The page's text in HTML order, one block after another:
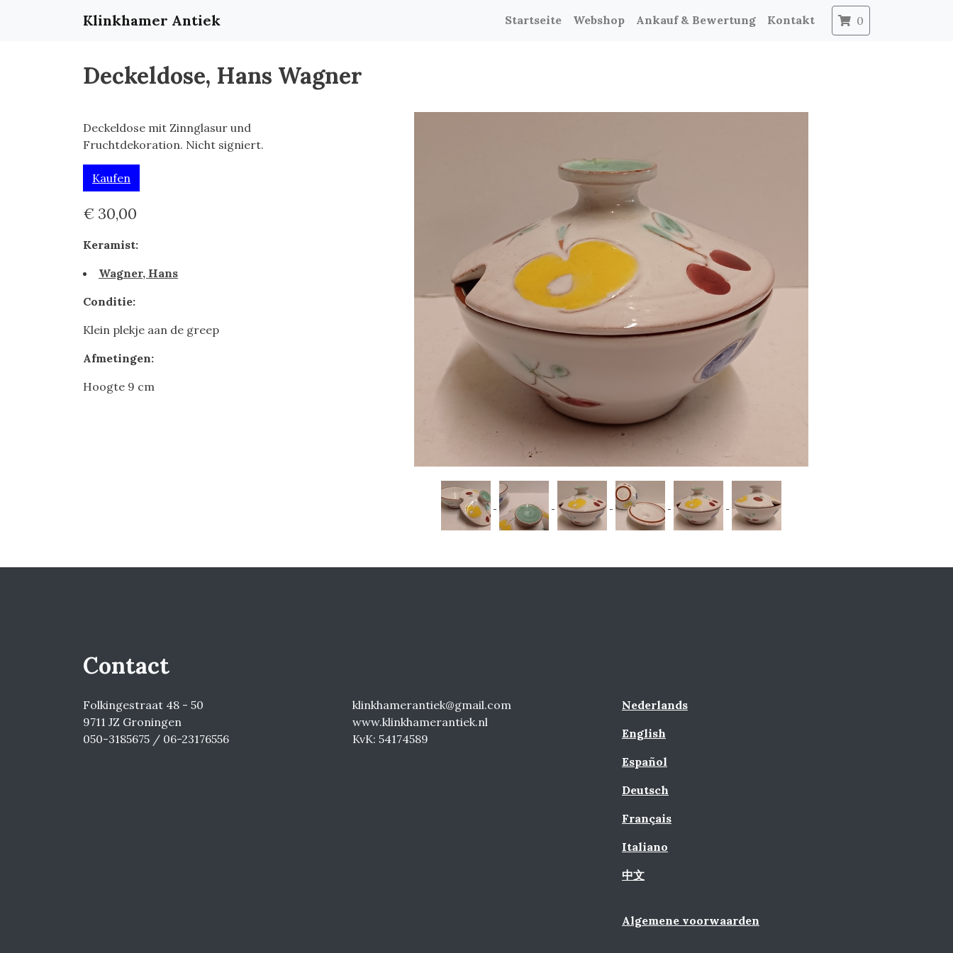
Klinkhamer Antiek Startseite Webshop Ankauf & Bewertung Kontakt 0
Deckeldose, Hans Wagner
Deckeldose mit Zinnglasur und
Fruchtdekoration. Nicht signiert.
Kaufen
€ 30,00
Keramist:
Wagner, Hans
Conditie:
Klein plekje aan de greep
Afmetingen:
Hoogte 9 cm
Contact
Folkingestraat 48 - 50
9711 JZ Groningen
050-3185675 / 06-23176556
klinkhamerantiek@gmail.com
www.klinkhamerantiek.nl
KvK: 54174589
Nederlands
English
Español
Deutsch
Français
Italiano
中文
Algemene voorwaarden